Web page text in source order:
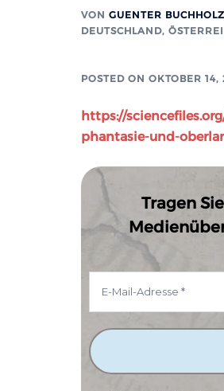
VON GUENTER BUCHHOLZ
DEUTSCHLAND,
POSTED ON OKTOBER 14,
https://
phantasie-und-
Tragen